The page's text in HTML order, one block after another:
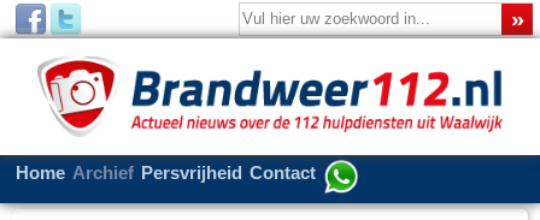
Home Archief Persvrijheid Contact